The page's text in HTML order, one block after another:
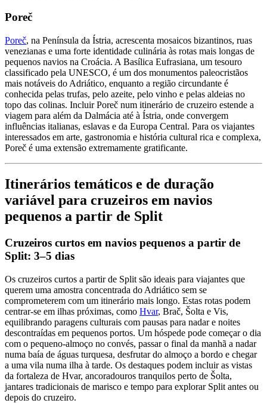
Poreč
Poreč, na Península da Ístria, acrescenta mosaicos bizantinos, ruas
venezianas e uma forte identidade culinária às rotas mais longas de
pequenos navios na Croácia. A Basílica Eufrasiana, um tesouro
classificado pela UNESCO, é um dos monumentos paleocristãos
mais notáveis do Adriático, enquanto a região circundante é
conhecida pelas trufas, pelo azeite, pelo vinho e pelas aldeias no
topo das colinas. Incluir Poreč num itinerário de cruzeiro estende a
viagem para além da Dalmácia até à Ístria, onde convergem
influências italianas, eslavas e da Europa Central. Para os viajantes
interessados em arte, gastronomia e história cultural rica e complexa,
Poreč é uma extensão extremamente gratificante.
Itinerários temáticos e de duração
variável para cruzeiros em navios
pequenos a partir de Split
Cruzeiros curtos em navios pequenos a partir de
Split: 3–5 dias
Os cruzeiros curtos a partir de Split são ideais para viajantes que
querem uma amostra concentrada do Adriático sem se
comprometerem com um itinerário mais longo. Estas rotas podem
centrar-se em ilhas próximas, como Hvar, Brač, Šolta e Vis,
equilibrando paragens culturais com pausas para nadar e noites
descontraídas em pequenos portos. Um hóspede pode começar o dia
com o pequeno-almoço no convés, passar o final da manhã a nadar
numa baía de águas turquesa, desfrutar do almoço a bordo e chegar
a uma vila numa ilha à tarde. Os destaques podem incluir as vistas
da fortaleza de Hvar, ancoradouros tranquilos perto de Šolta,
jantares tradicionais de marisco e tempo para explorar Split antes ou
depois do cruzeiro.